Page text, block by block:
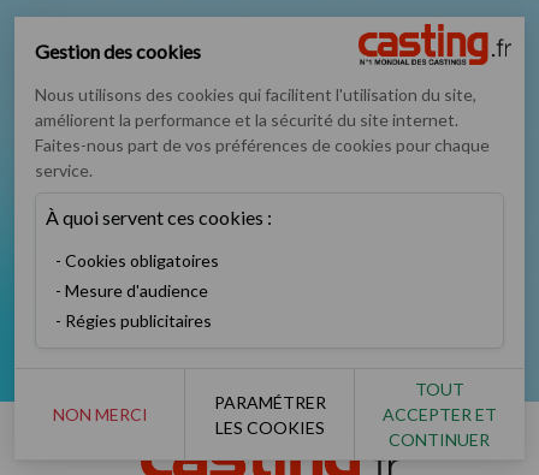
Nous suivre sur
Podcast Instagram
Gestion des cookies
Nous utilisons des cookies qui facilitent l'utilisation du site,
améliorent la performance et la sécurité du site internet.
Faites-nous part de vos préférences de cookies pour chaque
service.
À quoi servent ces cookies :
Cookies obligatoires
Mesure d'audience
Régies publicitaires
NON MERCI
PARAMÉTRER
LES COOKIES
TOUT
ACCEPTER ET
CONTINUER